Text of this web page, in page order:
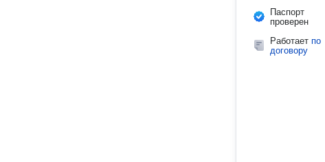
Паспорт
проверен
Работает по
договору